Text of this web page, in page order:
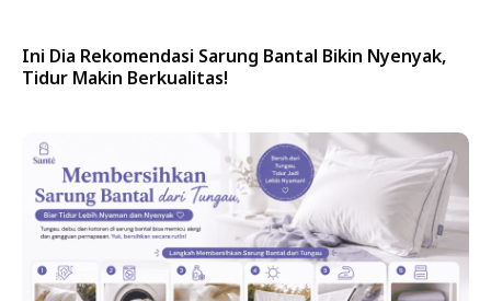
Ini Dia Rekomendasi Sarung Bantal Bikin Nyenyak,
Tidur Makin Berkualitas!